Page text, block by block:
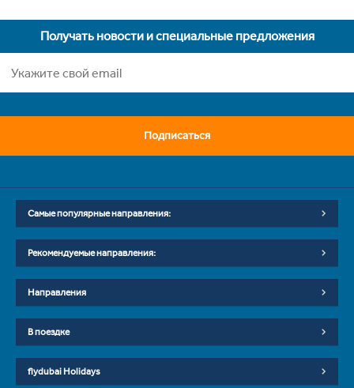
Получать новости и специальные предложения
Подписаться
Самые популярные направления:
Рекомендуемые направления:
Направления
В поездке
flydubai Holidays